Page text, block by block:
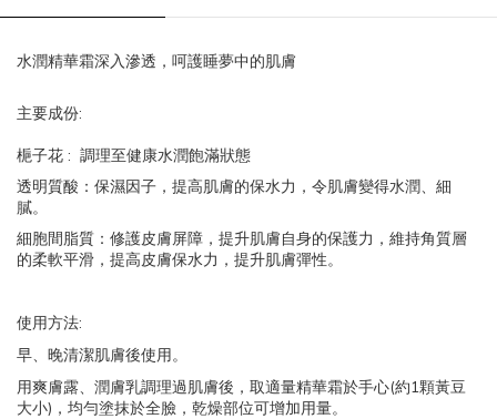
水潤精華霜深入滲透，呵護睡夢中的肌膚
主要成份:
梔子花 : 調理至健康水潤飽滿狀態
透明質酸：保濕因子，提高肌膚的保水力，令肌膚變得水潤、細
膩。
細胞間脂質：修護皮膚屏障，提升肌膚自身的保護力，維持角質層
的柔軟平滑，提高皮膚保水力，提升肌膚彈性。
使用方法:
早、晚清潔肌膚後使用。
用爽膚露、潤膚乳調理過肌膚後，取適量精華霜於手心(約1顆黃豆
大小) ，均勻塗抹於全臉，乾燥部位可增加用量。